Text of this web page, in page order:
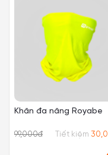
nhiệt GoodFit GF405AS